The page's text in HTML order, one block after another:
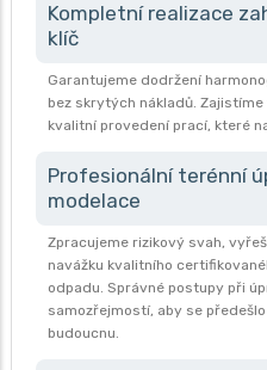
Kompletní realizace
klíč
Garantujeme dodržení
bez skrytých nákladů.
kvalitní provedení prací, které
Profesionální terénní
modelace
Zpracujeme rizikový svah,
navážku kvalitního
odpadu. Správné postupy při
samozřejmostí, aby se
budoucnu.